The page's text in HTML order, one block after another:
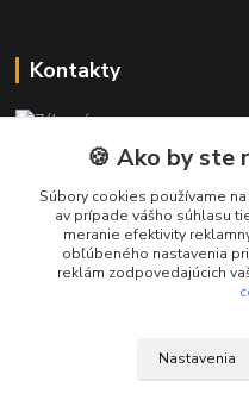
Kontakty
+421 911
Po-Pia, 13-17 hod.
info@presmartfon.sk
🍪 Ako by ste
Súbory cookies používame
av prípade vášho súhlasu
meranie efektivity
obľúbeného nastavenia
reklám zodpovedajúcich
Nastavenia